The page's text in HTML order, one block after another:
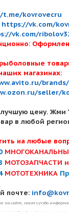
kovrovecru
https://vk.com/
vk.com/
магазинах:
brands/
seller/
цену. Жми
в любой
на любые
МОТОЗАПЧАСТИ
МОТОТЕХНИКА
почте:
сайте, носят сугубо